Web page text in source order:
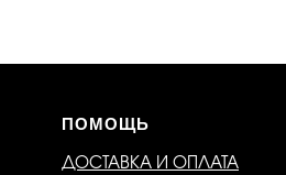
ПОМОЩЬ
ДОСТАВКА И ОПЛАТА